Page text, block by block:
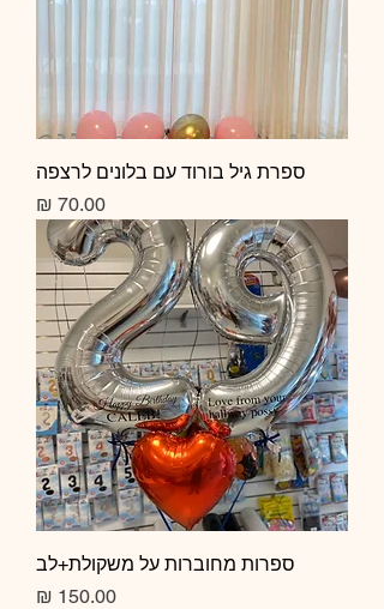
ספרת גיל בורוד עם בלונים לרצפה
מחיר
ספרות מחוברות על משקולת+לב
מחיר